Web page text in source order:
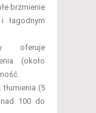
brzmienie
łagodnym
oferuje
(około
(5
100 do